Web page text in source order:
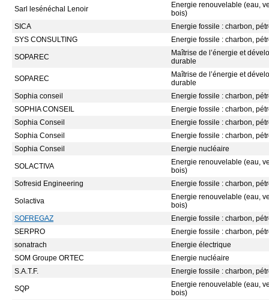
Sarl lesénéchal Lenoir
Energie renouvelable (eau,
bois)
SICA
Energie fossile : charbon,
SYS CONSULTING
Energie fossile : charbon,
SOPAREC
Maîtrise de l’énergie et
durable
SOPAREC
Maîtrise de l’énergie et
durable
Sophia conseil
Energie fossile : charbon,
SOPHIA CONSEIL
Energie fossile : charbon,
Sophia Conseil
Energie fossile : charbon,
Sophia Conseil
Energie fossile : charbon,
Sophia Conseil
Energie nucléaire
SOLACTIVA
Energie renouvelable (eau,
bois)
Sofresid Engineering
Energie fossile : charbon,
Solactiva
Energie renouvelable (eau,
bois)
SOFREGAZ
Energie fossile : charbon,
SERPRO
Energie fossile : charbon,
sonatrach
Energie électrique
SOM Groupe ORTEC
Energie nucléaire
S.A.T.F.
Energie fossile : charbon,
SQP
Energie renouvelable (eau,
bois)